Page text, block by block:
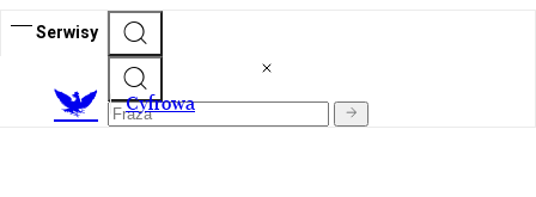
Serwisy
Cyfrowa